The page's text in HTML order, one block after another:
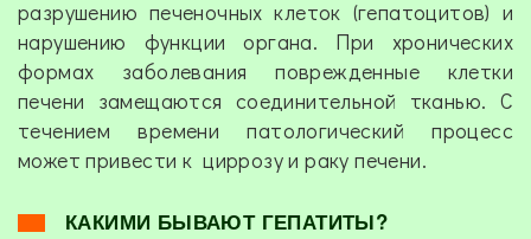
разрушению печеночных клеток (гепатоцитов) и
нарушению функции органа. При хронических
формах заболевания поврежденные клетки
печени замещаются соединительной тканью. С
течением времени патологический процесс
может привести к циррозу и раку печени.
КАКИМИ БЫВАЮТ ГЕПАТИТЫ?